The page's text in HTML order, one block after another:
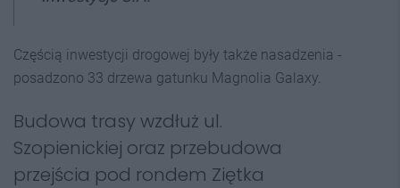
Częścią inwestycji drogowej były także nasadzenia -
posadzono 33 drzewa gatunku Magnolia Galaxy.
Budowa trasy wzdłuż ul.
Szopienickiej oraz przebudowa
przejścia pod rondem Ziętka